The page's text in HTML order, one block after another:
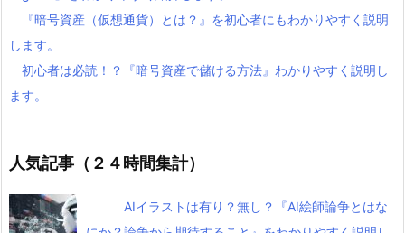
『暗号資産（仮想通貨）とは？』を初心者にもわかりやすく説明
します。
初心者は必読！？『暗号資産で儲ける方法』わかりやすく説明し
ます。
人気記事（２４時間集計）
AIイラストは有り？無し？『AI絵師論争とはな